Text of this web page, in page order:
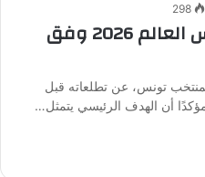
298
طموحات تونس في كأس العالم 2026 وفق
تونس، عن تطلعاته قبل